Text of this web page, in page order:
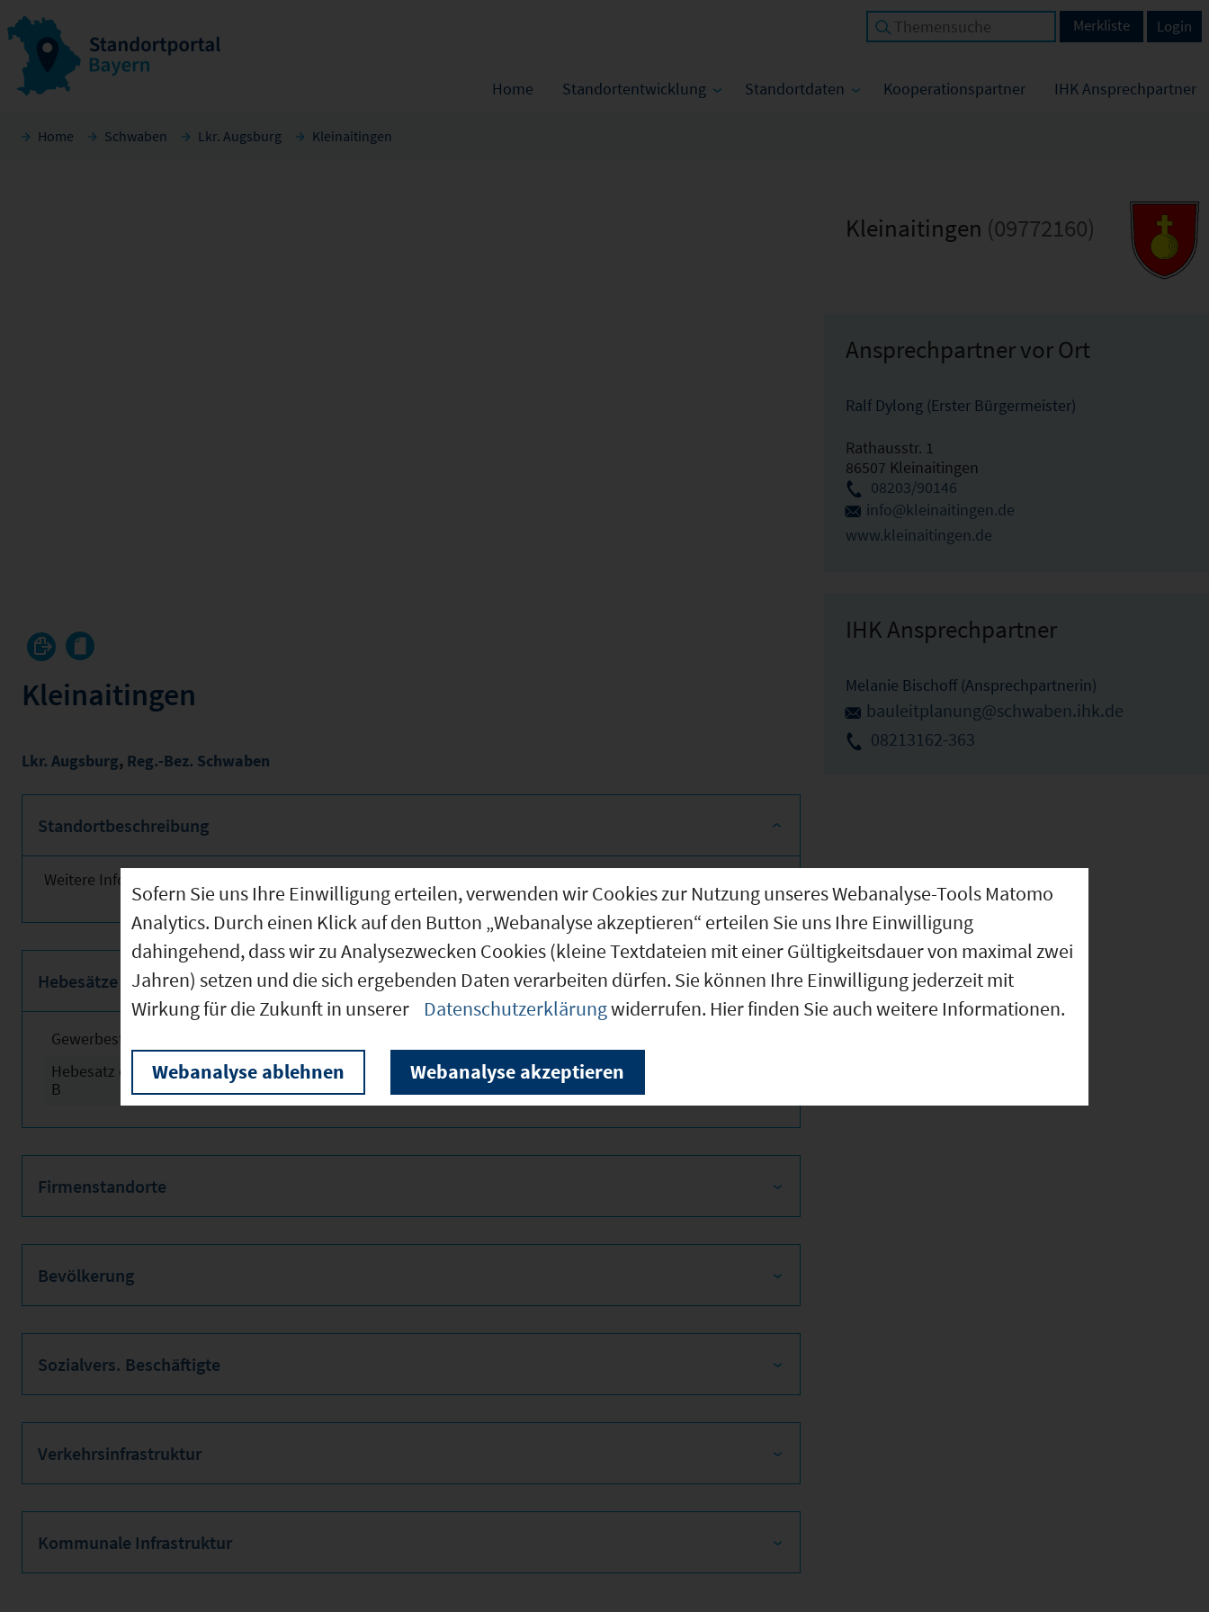
Home Standortentwicklung Standortdaten Kooperationspartner IHK Ansprechpartner
Login
Merkliste
Home Schwaben Lkr. Augsburg Kleinaitingen
Kleinaitingen
Lkr. Augsburg, Reg.-Bez. Schwaben
Standortbeschreibung
Weitere Informationen finden Sie obenstehend!
Hebesätze
Gewerbesteuerhebesatz
Hebesatz der Grundsteuer
B
2024 330
Firmenstandorte
Bevölkerung
Sozialvers. Beschäftigte
Verkehrsinfrastruktur
Kommunale Infrastruktur
Kleinaitingen (09772160)
Ansprechpartner vor Ort
Ralf Dylong (Erster Bürgermeister)
Rathausstr. 1
86507 Kleinaitingen
08203/90146
info@kleinaitingen.de
www.kleinaitingen.de
IHK Ansprechpartner
Melanie Bischoff (Ansprechpartnerin)
bauleitplanung@schwaben.ihk.de
08213162-363
Sofern Sie uns Ihre Einwilligung erteilen, verwenden wir Cookies zur Nutzung unseres Webanalyse-Tools Matomo
Analytics. Durch einen Klick auf den Button „Webanalyse akzeptieren“ erteilen Sie uns Ihre Einwilligung
dahingehend, dass wir zu Analysezwecken Cookies (kleine Textdateien mit einer Gültigkeitsdauer von maximal zwei
Jahren) setzen und die sich ergebenden Daten verarbeiten dürfen. Sie können Ihre Einwilligung jederzeit mit
Wirkung für die Zukunft in unserer
Datenschutzerklärungwiderrufen. Hier finden Sie auch weitere Informationen.
Webanalyse ablehnen Webanalyse akzeptieren